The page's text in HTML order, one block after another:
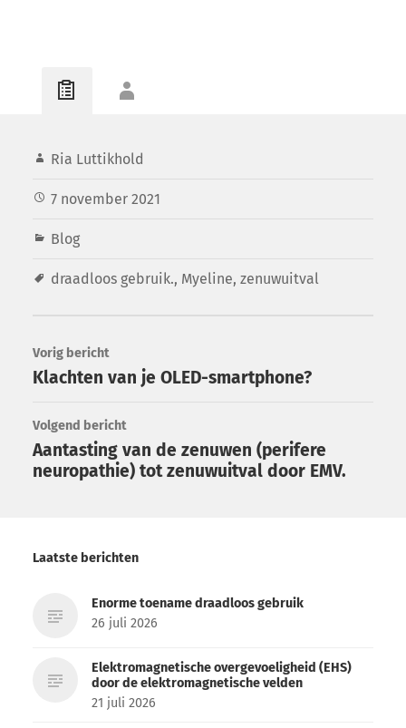
Ria Luttikhold
7 november 2021
Blog
draadloos gebruik., Myeline, zenuwuitval
Vorig bericht
Klachten van je OLED-smartphone?
Volgend bericht
Aantasting van de zenuwen (perifere
neuropathie) tot zenuwuitval door EMV.
Laatste berichten
Enorme toename draadloos gebruik
26 juli 2026
Elektromagnetische overgevoeligheid (EHS)
door de elektromagnetische velden
21 juli 2026